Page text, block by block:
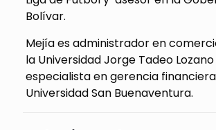
Bolívar.
Mejía es administrador en
la Universidad Jorge Tadeo
especialista en gerencia
Universidad San Buenaventura.